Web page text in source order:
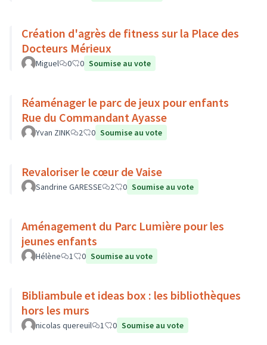
Création d'agrès de fitness sur la Place des
Docteurs Mérieux
Miguel 0 0 Soumise au vote
Réaménager le parc de jeux pour enfants
Rue du Commandant Ayasse
Yvan ZINK 2 0 Soumise au vote
Revaloriser le cœur de Vaise
Sandrine GARESSE 2 0 Soumise au vote
Aménagement du Parc Lumière pour les
jeunes enfants
Hélène 1 0 Soumise au vote
Bibliambule et ideas box : les bibliothèques
hors les murs
nicolas quereuil 1 0 Soumise au vote